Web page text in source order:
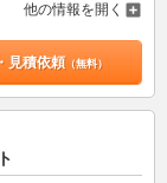
他の情報を開く
見積依頼（無料）